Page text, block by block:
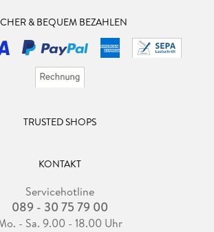
& BEQUEM BEZAHLEN
TRUSTED SHOPS
KONTAKT
Servicehotline
089 - 30 75 79 00
- Sa. 9.00 - 18.00 Uhr